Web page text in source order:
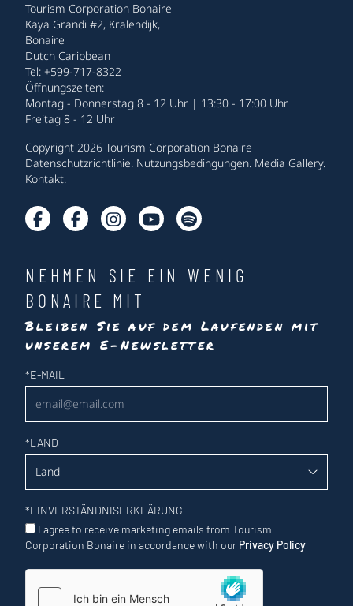
Tourism Corporation Bonaire
Kaya Grandi #2, Kralendijk,
Bonaire
Dutch Caribbean
Tel: +599-717-8322
Öffnungszeiten:
Montag - Donnerstag 8 - 12 Uhr | 13:30 - 17:00 Uhr
Freitag 8 - 12 Uhr
Copyright 2026 Tourism Corporation Bonaire
Datenschutzrichtlinie. Nutzungsbedingungen. Media Gallery.
Kontakt.
NEHMEN SIE EIN WENIG
BONAIRE MIT
Bleiben Sie auf dem Laufenden mit
unserem E-Newsletter
Newsletter
*E-MAIL
*LAND
*EINVERSTÄNDNISERKLÄRUNG
I agree to receive marketing emails from Tourism
Corporation Bonaire in accordance with our Privacy Policy